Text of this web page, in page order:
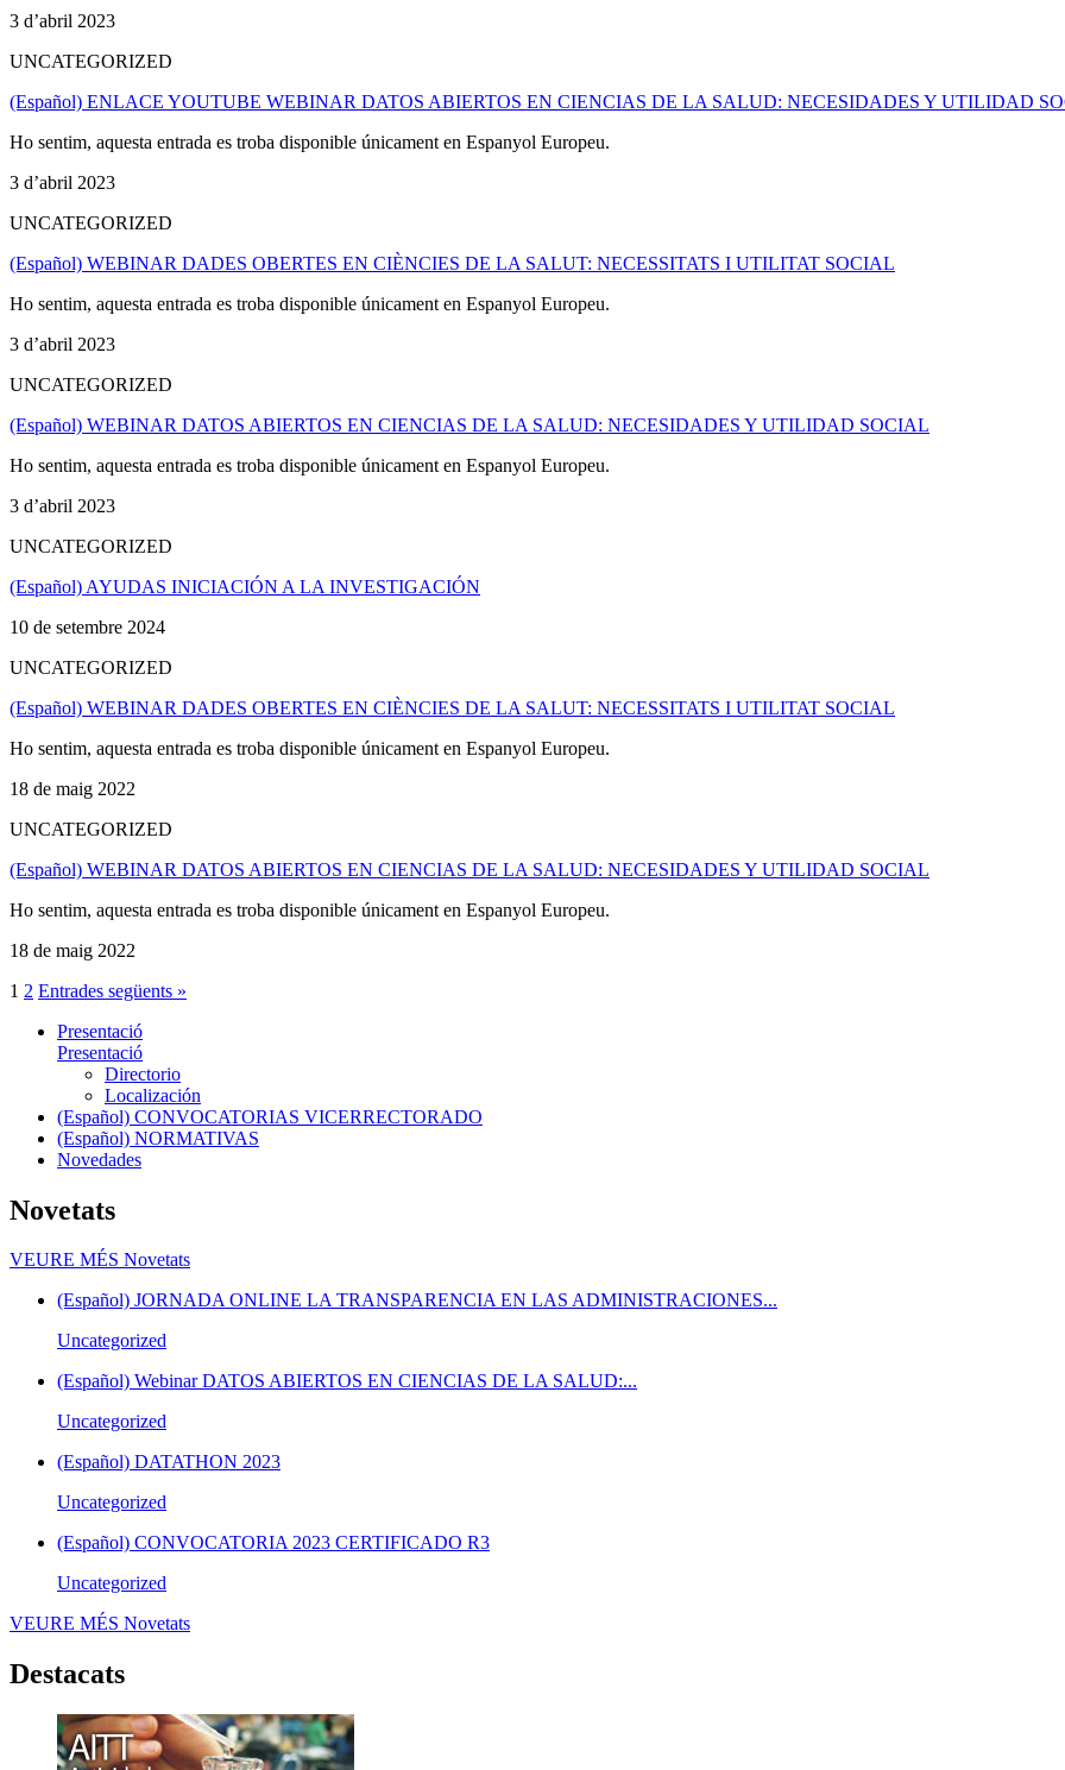
3 d’abril 2023
UNCATEGORIZED
(Español) ENLACE YOUTUBE WEBINAR DATOS ABIERTOS EN CIENCIAS DE LA SALUD: NECESIDADES Y UTILIDAD
Ho sentim, aquesta entrada es troba disponible únicament en Espanyol Europeu.
3 d’abril 2023
UNCATEGORIZED
(Español) WEBINAR DADES OBERTES EN CIÈNCIES DE LA SALUT: NECESSITATS I UTILITAT SOCIAL
Ho sentim, aquesta entrada es troba disponible únicament en Espanyol Europeu.
3 d’abril 2023
UNCATEGORIZED
(Español) WEBINAR DATOS ABIERTOS EN CIENCIAS DE LA SALUD: NECESIDADES Y UTILIDAD SOCIAL
Ho sentim, aquesta entrada es troba disponible únicament en Espanyol Europeu.
3 d’abril 2023
UNCATEGORIZED
(Español) AYUDAS INICIACIÓN A LA INVESTIGACIÓN
10 de setembre 2024
UNCATEGORIZED
(Español) WEBINAR DADES OBERTES EN CIÈNCIES DE LA SALUT: NECESSITATS I UTILITAT SOCIAL
Ho sentim, aquesta entrada es troba disponible únicament en Espanyol Europeu.
18 de maig 2022
UNCATEGORIZED
(Español) WEBINAR DATOS ABIERTOS EN CIENCIAS DE LA SALUD: NECESIDADES Y UTILIDAD SOCIAL
Ho sentim, aquesta entrada es troba disponible únicament en Espanyol Europeu.
18 de maig 2022
1 2 Entrades següents »
Presentació
Presentació
Directorio
Localización
(Español) CONVOCATORIAS VICERRECTORADO
(Español) NORMATIVAS
Novedades
Novetats
VEURE MÉS Novetats
(Español) JORNADA ONLINE LA TRANSPARENCIA EN LAS ADMINISTRACIONES...
Uncategorized
(Español) Webinar DATOS ABIERTOS EN CIENCIAS DE LA SALUD:...
Uncategorized
(Español) DATATHON 2023
Uncategorized
(Español) CONVOCATORIA 2023 CERTIFICADO R3
Uncategorized
VEURE MÉS Novetats
Destacats